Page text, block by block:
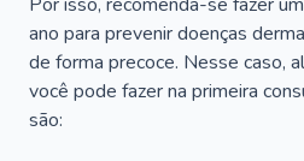
ano para prevenir doenças
de forma precoce. Nesse caso,
você pode fazer na primeira
são: